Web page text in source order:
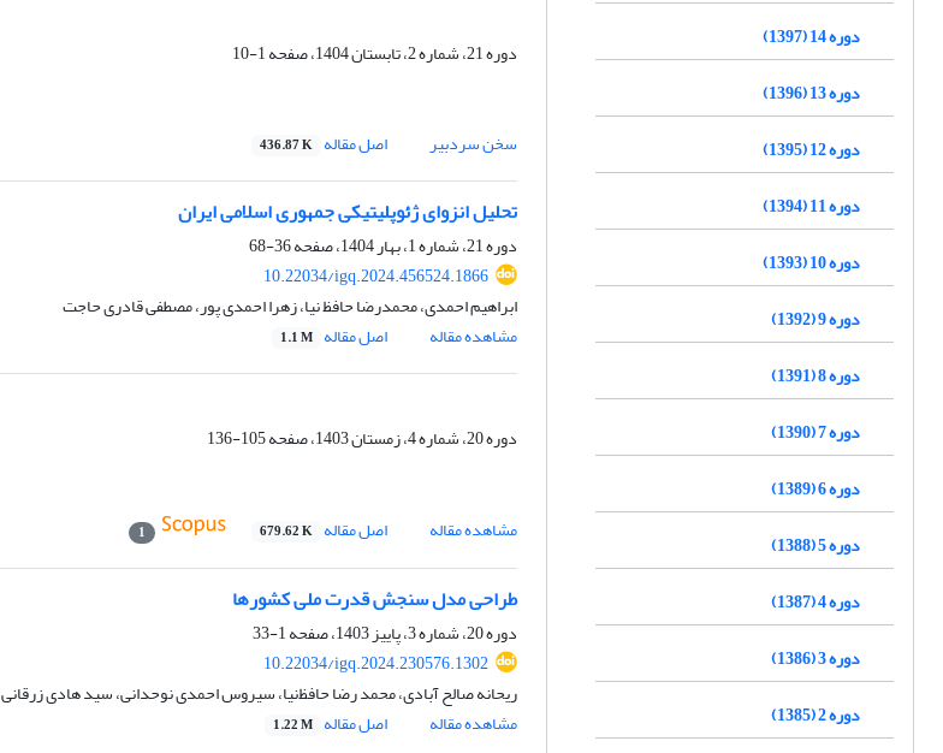
دوره 21، شماره 2، تابستان 1404، صفحه
1-10
سخن سردبیر
اصل مقاله 436.87 K
تحلیل انزوای ژئوپلیتیکی جمهوری اسلامی ایران
دوره 21، شماره 1، بهار 1404، صفحه
36-68
10.22034/igq.2024.456524.1866
ابراهیم احمدی، محمدرضا حافظ نیا، زهرا احمدی پور، مصطفی قادری حاجت
مشاهده مقاله
اصل مقاله 1.1 M
دوره 20، شماره 4، زمستان 1403، صفحه
105-136
مشاهده مقاله
اصل مقاله 679.62 K
1
طراحی مدل سنجش قدرت ملی کشورها
دوره 20، شماره 3، پاییز 1403، صفحه
1-33
10.22034/igq.2024.230576.1302
ریحانه صالح آبادی، محمد رضا حافظ‌نیا، سیروس احمدی نوحدانی، سید هادی زرقانی
مشاهده مقاله
اصل مقاله 1.22 M
دوره 14 (1397)
دوره 13 (1396)
دوره 12 (1395)
دوره 11 (1394)
دوره 10 (1393)
دوره 9 (1392)
دوره 8 (1391)
دوره 7 (1390)
دوره 6 (1389)
دوره 5 (1388)
دوره 4 (1387)
دوره 3 (1386)
دوره 2 (1385)